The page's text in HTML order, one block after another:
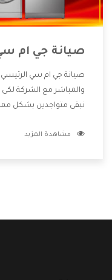
صيانة جي ام
صيانة جي ام سي
والمباشر مع الشركة
نبقى متواجدين بشكل
الشركة بها والتى تكون
مشاهدة المزيد